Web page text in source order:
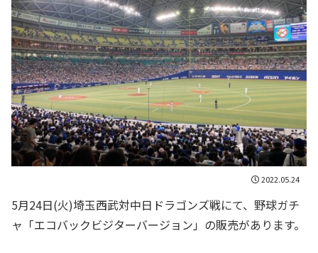
2022.05.24
5月24日(火)埼玉西武対中日ドラゴンズ戦にて、野球ガチ
ャ「エコバックビジターバージョン」の販売があります。